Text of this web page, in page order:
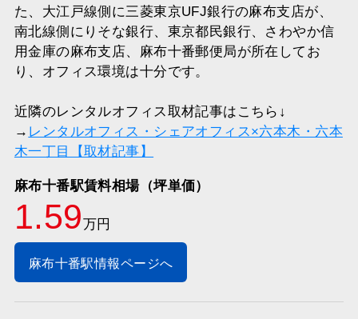
た、大江戸線側に三菱東京UFJ銀行の麻布支店が、
南北線側にりそな銀行、東京都民銀行、さわやか信
用金庫の麻布支店、麻布十番郵便局が所在してお
り、オフィス環境は十分です。
近隣のレンタルオフィス取材記事はこちら↓
→ レンタルオフィス・シェアオフィス×六本木・六本
木一丁目【取材記事】
麻布十番駅賃料相場（坪単価）
1.59万円
麻布十番駅情報ページへ